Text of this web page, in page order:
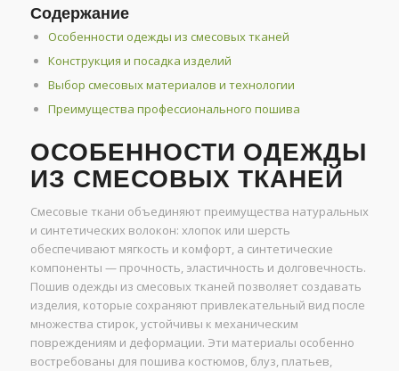
Содержание
Особенности одежды из смесовых тканей
Конструкция и посадка изделий
Выбор смесовых материалов и технологии
Преимущества профессионального пошива
ОСОБЕННОСТИ ОДЕЖДЫ
ИЗ СМЕСОВЫХ ТКАНЕЙ
Смесовые ткани объединяют преимущества натуральных
и синтетических волокон: хлопок или шерсть
обеспечивают мягкость и комфорт, а синтетические
компоненты — прочность, эластичность и долговечность.
Пошив одежды из смесовых тканей позволяет создавать
изделия, которые сохраняют привлекательный вид после
множества стирок, устойчивы к механическим
повреждениям и деформации. Эти материалы особенно
востребованы для пошива костюмов, блуз, платьев,